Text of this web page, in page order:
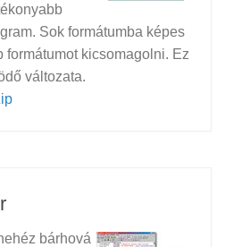
Sok formátumba képes
formátumot kicsomagolni. Ez
változata.
bárhová